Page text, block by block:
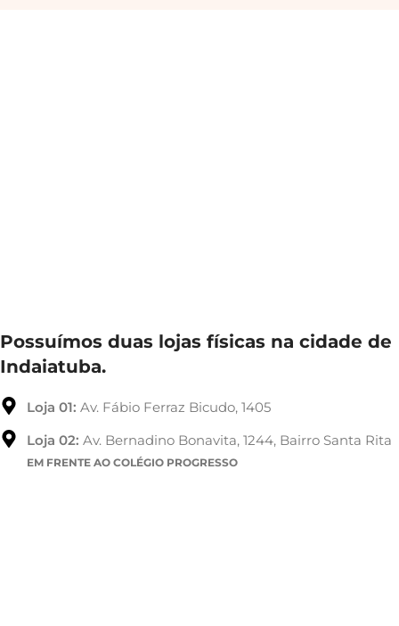
Possuímos duas lojas físicas na cidade de
Indaiatuba.
Loja 01: Av. Fábio Ferraz Bicudo, 1405
Loja 02: Av. Bernadino Bonavita, 1244, Bairro Santa Rita
EM FRENTE AO COLÉGIO PROGRESSO